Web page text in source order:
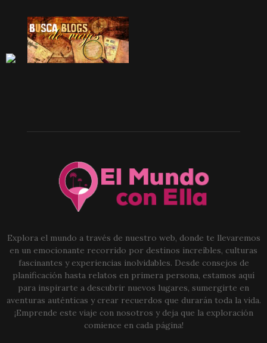
Explora el mundo a través de nuestro web, donde te llevaremos
en un emocionante recorrido por destinos increíbles, culturas
fascinantes y experiencias inolvidables. Desde consejos de
planificación hasta relatos en primera persona, estamos aquí
para inspirarte a descubrir nuevos lugares, sumergirte en
aventuras auténticas y crear recuerdos que durarán toda la vida.
¡Emprende este viaje con nosotros y deja que la exploración
comience en cada página!